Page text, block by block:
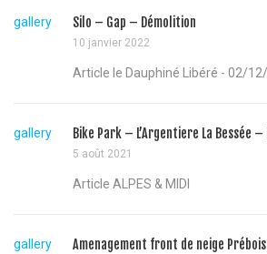
gallery Silo – Gap – Démolition
10 janvier 2022
Article le Dauphiné Libéré - 02/
gallery Bike Park – L’Argentiere La Bessée –
5 août 2021
Article ALPES & MIDI
gallery
Amenagement front de neige